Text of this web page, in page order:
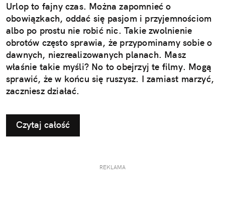
Urlop to fajny czas. Można zapomnieć o
obowiązkach, oddać się pasjom i przyjemnościom
albo po prostu nie robić nic. Takie zwolnienie
obrotów często sprawia, że przypominamy sobie o
dawnych, niezrealizowanych planach. Masz
właśnie takie myśli? No to obejrzyj te filmy. Mogą
sprawić, że w końcu się ruszysz. I zamiast marzyć,
zaczniesz działać.
Czytaj całość
REKLAMA